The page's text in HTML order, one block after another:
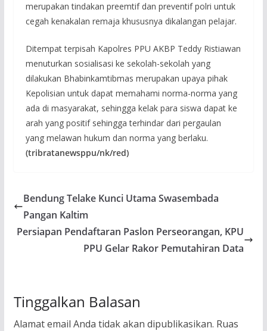
merupakan tindakan preemtif dan preventif polri untuk
cegah kenakalan remaja khususnya dikalangan pelajar.
Ditempat terpisah Kapolres PPU AKBP Teddy Ristiawan
menuturkan sosialisasi ke sekolah-sekolah yang
dilakukan Bhabinkamtibmas merupakan upaya pihak
Kepolisian untuk dapat memahami norma-norma yang
ada di masyarakat, sehingga kelak para siswa dapat ke
arah yang positif sehingga terhindar dari pergaulan
yang melawan hukum dan norma yang berlaku.
(tribratanewsppu/nk/red)
Bendung Telake Kunci Utama Swasembada
Pangan Kaltim
Persiapan Pendaftaran Paslon Perseorangan, KPU
PPU Gelar Rakor Pemutahiran Data
Tinggalkan Balasan
Alamat email Anda tidak akan dipublikasikan. Ruas